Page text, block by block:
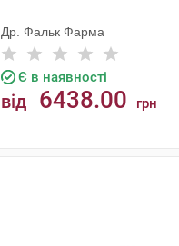
Др. Фальк Фарма
Є в наявності
від 6438.00 грн